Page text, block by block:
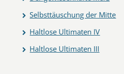
Selbsttäuschung der Mitte
Haltlose Ultimaten IV
Haltlose Ultimaten III